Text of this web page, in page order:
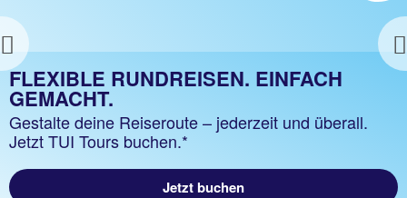
Previous
TUI RUNDREISEN WELTWEIT
Die TOP 45 TUI Rundreise Highlights entdecken!
Zum TUI Rundreise Magazin
FLEXIBLE RUNDREISEN. EINFACH
GEMACHT.
Gestalte deine Reiseroute – jederzeit und überall.
Jetzt TUI Tours buchen.*
Jetzt buchen